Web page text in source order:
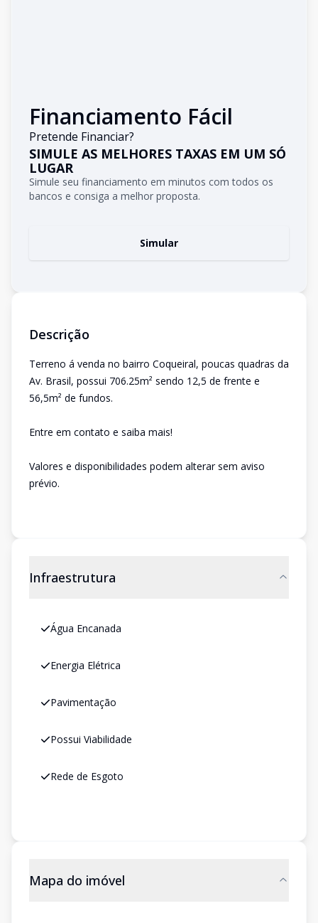
Financiamento Fácil
Pretende Financiar?
SIMULE AS MELHORES TAXAS EM UM SÓ
LUGAR
Simule seu financiamento em minutos com todos os
bancos e consiga a melhor proposta.
Simular
Descrição
Terreno á venda no bairro Coqueiral, poucas quadras da
Av. Brasil, possui 706.25m² sendo 12,5 de frente e
56,5m² de fundos.
Entre em contato e saiba mais!
Valores e disponibilidades podem alterar sem aviso
prévio.
Infraestrutura
Água Encanada
Energia Elétrica
Pavimentação
Possui Viabilidade
Rede de Esgoto
Mapa do imóvel